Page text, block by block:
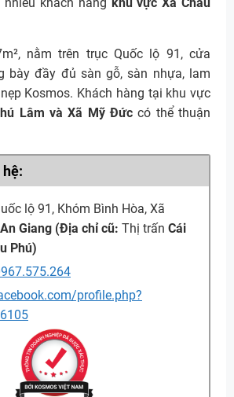
nằm trên trục Quốc lộ 91, cửa
bày đầy đủ sàn gỗ, sàn nhựa, lam
Kosmos. Khách hàng tại khu vực
Lâm và Xã Mỹ Đứccó thể thuận
lộ 91, Khóm Bình Hòa, Xã
An Giang (Địa chỉ cũ: Thị trấn Cái
Phú)
profile.php?